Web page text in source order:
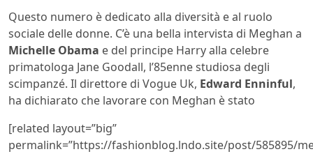
Questo numero è dedicato alla diversità e al ruolo
sociale delle donne. C’è una bella intervista di Meghan a
Michelle Obama e del principe Harry alla celebre
primatologa Jane Goodall, l’85enne studiosa degli
scimpanzé. Il direttore di Vogue Uk, Edward Enninful,
ha dichiarato che lavorare con Meghan è stato
[related layout=”big”
permalink=”https://fashionblog.lndo.site/post/585895/